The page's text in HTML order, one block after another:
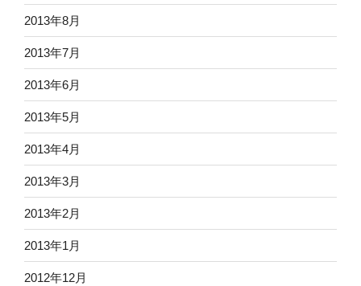
2013年8月
2013年7月
2013年6月
2013年5月
2013年4月
2013年3月
2013年2月
2013年1月
2012年12月